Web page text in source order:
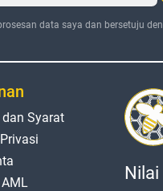
data saya dan bersetuju
Syarat
Nilai